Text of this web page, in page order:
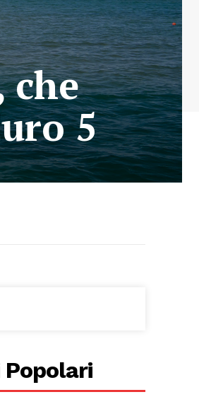
che
5